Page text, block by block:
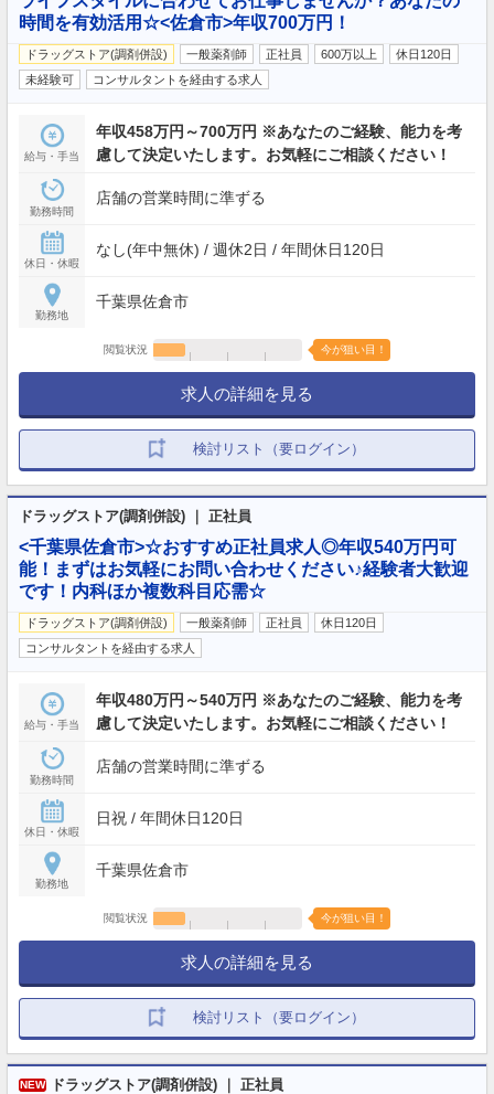
時間を有効活用☆<佐倉市>年収700万円！
ドラッグストア(調剤併設) 一般薬剤師 正社員 600万以上
休日120日
未経験可
コンサルタントを経由する求人
給与・手当
年収458万円～700万円 ※あなたのご経験、能力を考
慮して決定いたします。お気軽にご相談ください！
勤務時間
店舗の営業時間に準ずる
休日・休暇
なし(年中無休) / 週休2日 / 年間休日120日
勤務地
千葉県佐倉市
閲覧状況 今が狙い目！
求人の詳細を見る
検討リスト（要ログイン）
ドラッグストア(調剤併設) ｜ 正社員
<千葉県佐倉市>☆おすすめ正社員求人◎年収540万円可
能！まずはお気軽にお問い合わせください♪経験者大歓迎
です！内科ほか複数科目応需☆
ドラッグストア(調剤併設) 一般薬剤師 正社員
休日120日
コンサルタントを経由する求人
給与・手当
年収480万円～540万円 ※あなたのご経験、能力を考
慮して決定いたします。お気軽にご相談ください！
勤務時間
店舗の営業時間に準ずる
休日・休暇
日祝 / 年間休日120日
勤務地
千葉県佐倉市
閲覧状況 今が狙い目！
求人の詳細を見る
検討リスト（要ログイン）
NEW ドラッグストア(調剤併設) ｜ 正社員